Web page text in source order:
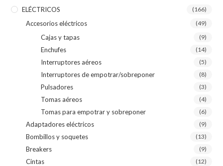
ELÉCTRICOS (166)
Accesorios eléctricos (49)
Cajas y tapas (9)
Enchufes (14)
Interruptores aéreos (5)
Interruptores de empotrar/sobreponer (8)
Pulsadores (3)
Tomas aéreos (4)
Tomas para empotrar y sobreponer (6)
Adaptadores eléctricos (9)
Bombillos y soquetes (13)
Breakers (9)
Cintas (12)